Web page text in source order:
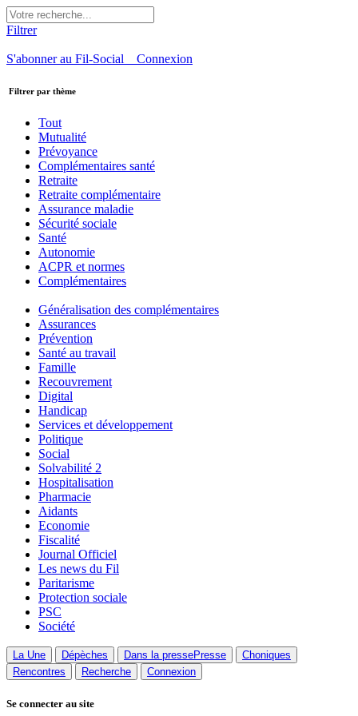
Filtrer
S'abonner au Fil-Social Connexion
Filtrer par thème
Tout
Mutualité
Prévoyance
Complémentaires santé
Retraite
Retraite complémentaire
Assurance maladie
Sécurité sociale
Santé
Autonomie
ACPR et normes
Complémentaires
Généralisation des complémentaires
Assurances
Prévention
Santé au travail
Famille
Recouvrement
Digital
Handicap
Services et développement
Politique
Social
Solvabilité 2
Hospitalisation
Pharmacie
Aidants
Economie
Fiscalité
Journal Officiel
Les news du Fil
Paritarisme
Protection sociale
PSC
Société
La Une Dépèches Dans la pressePresse
Choniques
Rencontres
Recherche Connexion
Se connecter au site